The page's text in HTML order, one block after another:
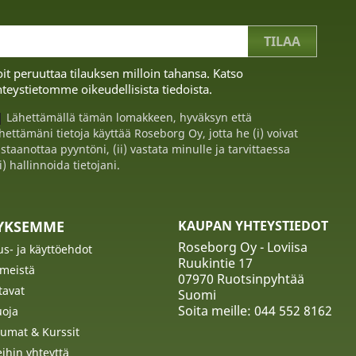
peruuttaa tilauksen milloin tahansa. Katso
oikeudellisista tiedoista.
Lähettämällä tämän lomakkeen, hyväksyn että
tietoja käyttää Roseborg Oy, jotta he (i) voivat
pyyntöni, (ii) vastata minulle ja tarvittaessa
hallinnoida tietojani.
ja käyttöehdot
& Kurssit
yhteyttä
KAUPAN YHTEYSTIEDOT
Roseborg Oy - Loviisa
Ruukintie 17
07970 Ruotsinpyhtää
Suomi
Soita meille: 044 552 8162